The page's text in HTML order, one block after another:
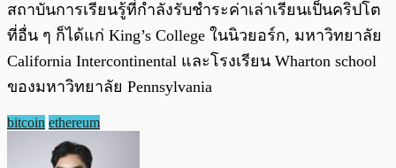
สถาบันการเรียนรู้ที่กำลังรับชำระค่าเล่าเรียนเป็นคริปโต
ที่อื่น ๆ ก็ได้แก่ King’s College ในนิวยอร์ก, มหาวิทยาลัย
California Intercontinental และโรงเรียน Wharton school
ของมหาวิทยาลัย Pennsylvania
bitcoin ethereum